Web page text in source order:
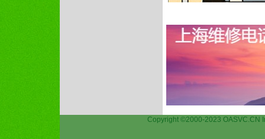
Copyright ©2000-2023 OASVC.CN